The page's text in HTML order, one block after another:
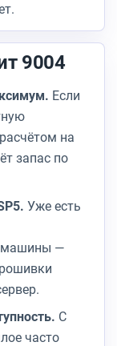
9004
Если
на
запас по
Уже есть
машины —
С
часто